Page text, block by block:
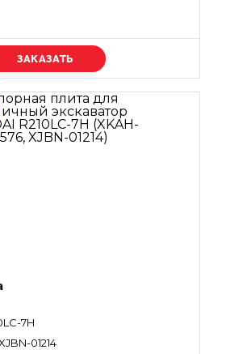
Уточняйте цену
7H
01214